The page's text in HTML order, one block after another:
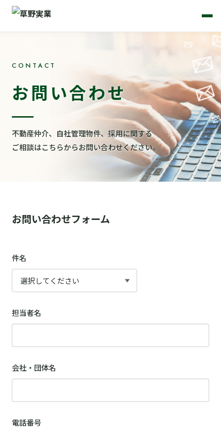
メ
CONTACT
お問い合わせ
不動産仲介、自社管理物件、採用に関する
ご相談はこちらからお問い合わせください。
お問い合わせフォーム
件名
担当者名
会社・団体名
電話番号